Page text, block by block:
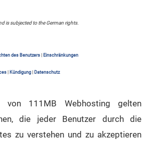
is subjected to the German rights.
des Benutzers Einschränkungen
Kündigung Datenschutz
von 111MB Webhosting gelten
die jeder Benutzer durch die
zu verstehen und zu akzeptieren